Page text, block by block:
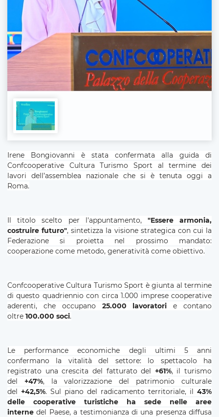
Irene Bongiovanni è stata confermata alla guida di
Confcooperative Cultura Turismo Sport al termine dei
lavori dell’assemblea nazionale che si è tenuta oggi a
Roma.
Il titolo scelto per l'appuntamento, "Essere armonia,
costruire futuro", sintetizza la visione strategica con cui la
Federazione si proietta nel prossimo mandato:
cooperazione come metodo, generatività come obiettivo.
Confcooperative Cultura Turismo Sport è giunta al termine
di questo quadriennio con circa 1.000 imprese cooperative
aderenti, che occupano 25.000 lavoratori e contano
oltre 100.000 soci.
Le performance economiche degli ultimi 5 anni
confermano la vitalità del settore: lo spettacolo ha
registrato una crescita del fatturato del +61%, il turismo
del +47%, la valorizzazione del patrimonio culturale
del +42,5%. Sul piano del radicamento territoriale, il 43%
delle cooperative turistiche ha sede nelle aree
internedel Paese, a testimonianza di una presenza diffusa